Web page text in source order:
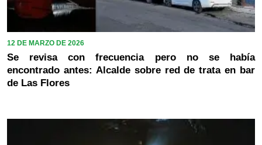
12 DE MARZO DE 2026
Se revisa con frecuencia pero no se había
encontrado antes: Alcalde sobre red de trata en bar
de Las Flores